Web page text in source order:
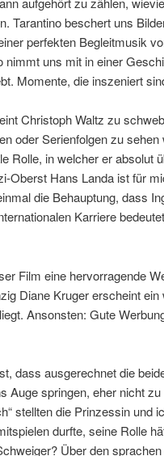
Tarantino beschert uns
perfekten Begleitmusik
nimmt uns mit in einer
Momente, die inszeniert
Christoph Waltz zu
oder Serienfolgen zu
Rolle, in welcher er absolut
Oberst Hans Landa ist für
die Behauptung, dass
Karriere
Film eine hervorragende
Diane Kruger erscheint
Ansonsten: Gute
dass ausgerechnet die
Auge springen, eher nicht
stellten die Prinzessin und
durfte, seine Rolle
Über den